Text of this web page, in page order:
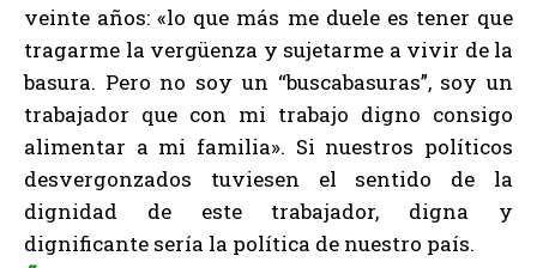
veinte años: «lo que más me duele es tener que
tragarme la vergüenza y sujetarme a vivir de la
basura. Pero no soy un “buscabasuras”, soy un
trabajador que con mi trabajo digno consigo
alimentar a mi familia». Si nuestros políticos
desvergonzados tuviesen el sentido de la
dignidad de este trabajador, digna y
dignificante sería la política de nuestro país.